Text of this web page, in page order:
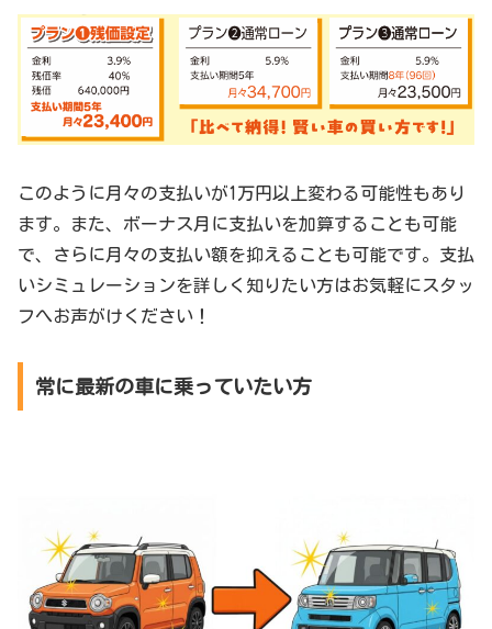
このように月々の支払いが1万円以上変わる可能性もあり
ます。また、ボーナス月に支払いを加算することも可能
で、さらに月々の支払い額を抑えることも可能です。支払
いシミュレーションを詳しく知りたい方はお気軽にスタッ
フへお声がけください！
常に最新の車に乗っていたい方